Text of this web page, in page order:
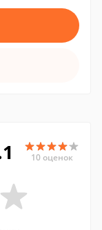
10 оценок